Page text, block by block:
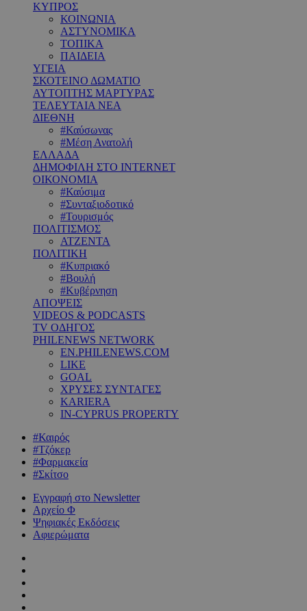
ΚΥΠΡΟΣ
ΚΟΙΝΩΝΙΑ
ΑΣΤΥΝΟΜΙΚΑ
ΤΟΠΙΚΑ
ΠΑΙΔΕΙΑ
ΥΓΕΙΑ
ΣΚΟΤΕΙΝΟ ΔΩΜΑΤΙΟ
ΑΥΤΟΠΤΗΣ ΜΑΡΤΥΡΑΣ
ΤΕΛΕΥΤΑΙΑ ΝΕΑ
ΔΙΕΘΝΗ
#Καύσωνας
#Μέση Ανατολή
ΕΛΛΑΔΑ
ΔΗΜΟΦΙΛΗ ΣΤΟ INTERNET
ΟΙΚΟΝΟΜΙΑ
#Καύσιμα
#Συνταξιοδοτικό
#Τουρισμός
ΠΟΛΙΤΙΣΜΟΣ
ΑΤΖΕΝΤΑ
ΠΟΛΙΤΙΚΗ
#Κυπριακό
#Βουλή
#Κυβέρνηση
ΑΠΟΨΕΙΣ
VIDEOS & PODCASTS
TV ΟΔΗΓΟΣ
PHILENEWS NETWORK
EN.PHILENEWS.COM
LIKE
GOAL
ΧΡΥΣΕΣ ΣΥΝΤΑΓΕΣ
KARIERA
IN-CYPRUS PROPERTY
#Καιρός
#Τζόκερ
#Φαρμακεία
#Σκίτσο
Εγγραφή στο Newsletter
Αρχείο Φ
Ψηφιακές Εκδόσεις
Αφιερώματα